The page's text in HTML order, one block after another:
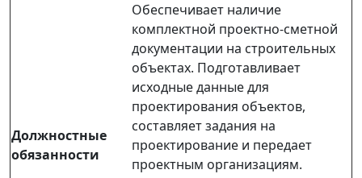
Должностные
обязанности
Обеспечивает наличие
комплектной проектно-сметной
документации на строительных
объектах. Подготавливает
исходные данные для
проектирования объектов,
составляет задания на
проектирование и передает
проектным организациям.